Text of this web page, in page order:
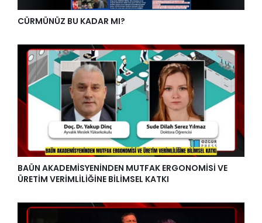
CÜRMÜNÜZ BU KADAR MI?
BAÜN AKADEMİSYENİNDEN MUTFAK ERGONOMİSİ VE
ÜRETİM VERİMLİLİĞİNE BİLİMSEL KATKI